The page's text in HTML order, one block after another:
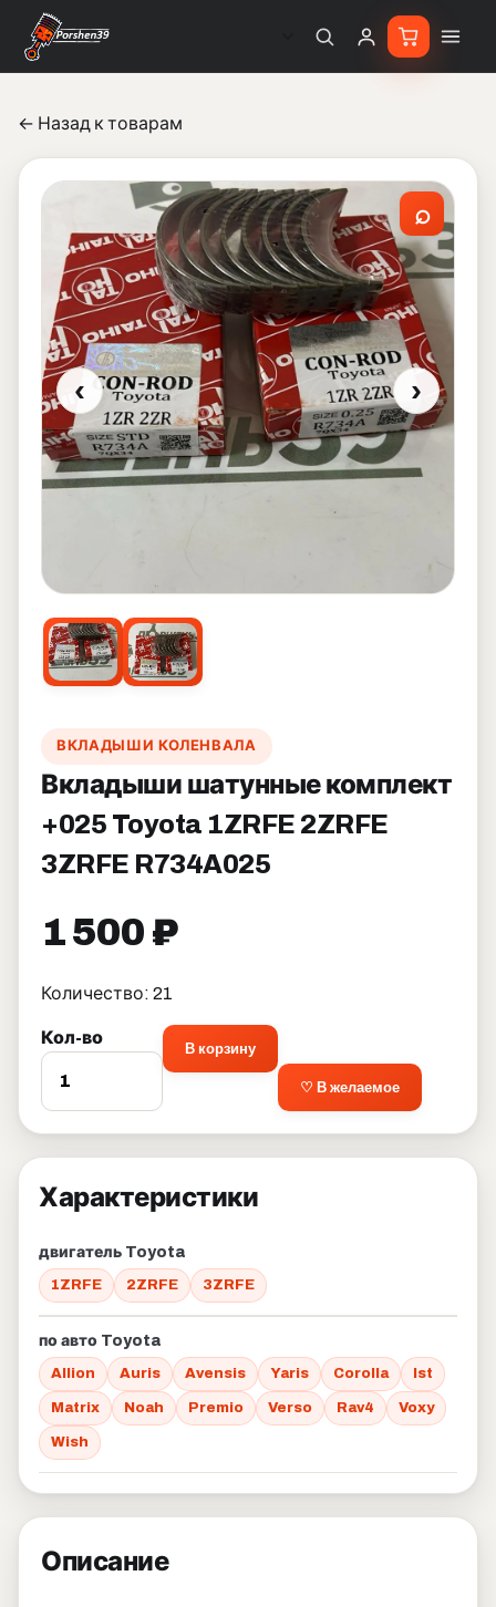
← Назад к товарам
‹
⌕
›
ВКЛАДЫШИ КОЛЕНВАЛА
Вкладыши шатунные комплект
+025 Toyota 1ZRFE 2ZRFE
3ZRFE R734A025
1 500 ₽
Количество: 21
Кол-во
В корзину
♡ В желаемое
Характеристики
двигатель Toyota
1ZRFE 2ZRFE 3ZRFE
по авто Toyota
Allion Auris Avensis Yaris Corolla Ist
Matrix Noah Premio Verso Rav4 Voxy
Wish
Описание